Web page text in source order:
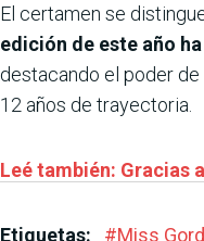
El certamen se
edición de este año
destacando el poder
12 años de trayectoria.
Leé también: Gracias
Etiquetas: #Miss